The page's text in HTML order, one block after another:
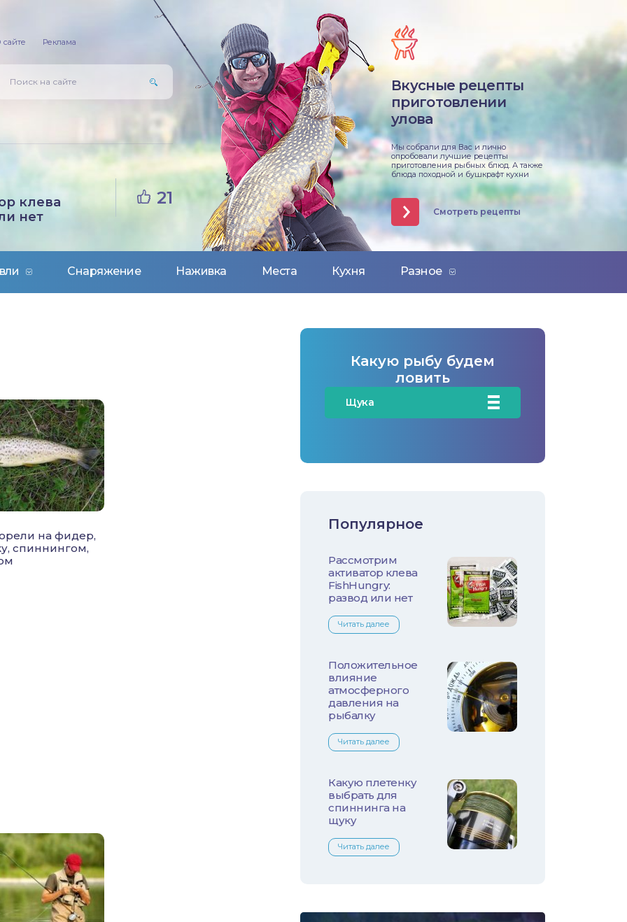
Снаряжение Наживка Места Кухня Разное
сайте Реклама
Вкусные рецепты
приготовлении
улова
Мы собрали для Вас и лично
опробовали лучшие рецепты
приготовления рыбных блюд. А также
блюда походной и бушкрафт кухни
Смотреть рецепты
клева
нет
21
на фидер,
спиннингом,
Какую рыбу будем
ловить
Щука
Карп/Сазан
Судак
Голавль
Жерех
Лещ
Язь
Линь
Налим
Осетр
Ротан
Популярное
Рассмотрим
активатор клева
FishHungry:
развод или нет
Читать далее
Положительное
влияние
атмосферного
давления на
рыбалку
Читать далее
Какую плетенку
выбрать для
спиннинга на
щуку
Читать далее